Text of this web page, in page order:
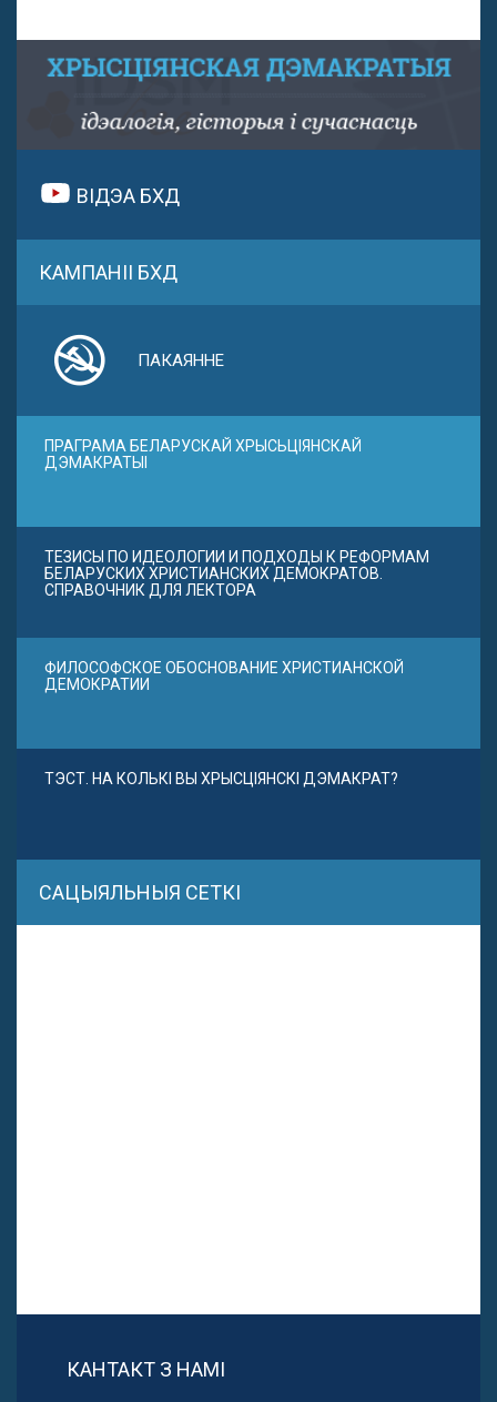
ВІДЭА БХД
КАМПАНІІ БХД
ПАКАЯННЕ
ПРАГРАМА БЕЛАРУСКАЙ ХРЫСЬЦІЯНСКАЙ
ДЭМАКРАТЫІ
ТЕЗИСЫ ПО ИДЕОЛОГИИ И ПОДХОДЫ К РЕФОРМАМ
БЕЛАРУСКИХ ХРИСТИАНСКИХ ДЕМОКРАТОВ.
СПРАВОЧНИК ДЛЯ ЛЕКТОРА
ФИЛОСОФСКОЕ ОБОСНОВАНИЕ ХРИСТИАНСКОЙ
ДЕМОКРАТИИ
ТЭСТ. НА КОЛЬКІ ВЫ ХРЫСЦІЯНСКІ ДЭМАКРАТ?
САЦЫЯЛЬНЫЯ СЕТКІ
КАНТАКТ З НАМІ